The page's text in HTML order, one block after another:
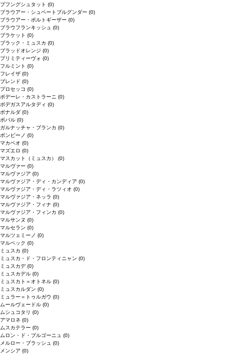
プフングシュタット (0)
ブラウアー・シュペートブルグンダー (0)
ブラウアー・ポルトギーザー (0)
ブラウフランキッシュ (0)
ブラケット (0)
ブラック・ミュスカ (0)
ブラッドオレンジ (0)
プリミティーヴォ (0)
フルミント (0)
フレイザ (0)
ブレンド (0)
プロセッコ (0)
ポデーレ・カストラーニ (0)
ボデガスアルタディ (0)
ボナルダ (0)
ボバル (0)
ガルナッチャ・ブランカ (0)
ボンビーノ (0)
マカベオ (0)
マズエロ (0)
マスカット（ミュスカ） (0)
マルヴァー (0)
マルヴァジア (0)
マルヴァジア・ディ・カンディア (0)
マルヴァジア・ディ・ラツィオ (0)
マルヴァジア・ネッラ (0)
マルヴァジア・フィナ (0)
マルヴァジア・フィンカ (0)
マルサンヌ (0)
マルセラン (0)
マルツェミーノ (0)
マルベック (0)
ミュスカ (0)
ミュスカ・ド・フロンティニャン (0)
ミュスカデ(0)
ミュスカデル (0)
ミュスカト＝オトネル (0)
ミュスカルダン (0)
ミュラー＝トゥルガウ (0)
ムールヴェードル (0)
ムシュコタリ (0)
アマロネ (0)
ムスカテラー (0)
ムロン・ド・ブルゴーニュ (0)
メルロー・ブラッシュ (0)
メンシア (0)